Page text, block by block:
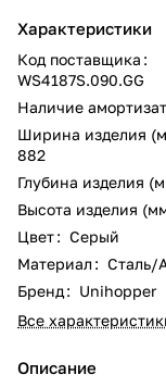
Характеристики
Код поставщика :
WS4187S.090.GG
Наличие
Ширина изделия
882
Глубина изделия
Высота изделия
Цвет: Серый
Материал : Сталь/
Бренд: Unihopper
Все
Описание